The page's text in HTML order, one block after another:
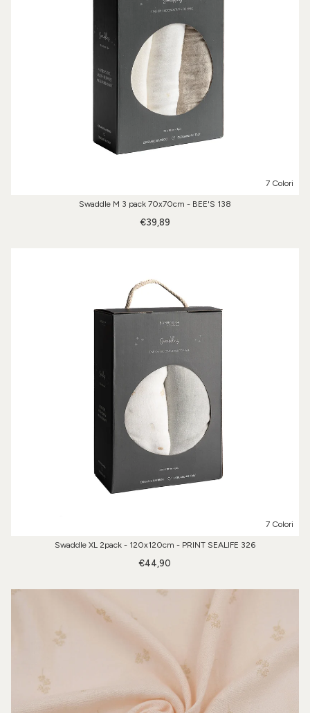
7 Colori
Swaddle M 3 pack 70x70cm - BEE'S 138
€39,89
7 Colori
Swaddle XL 2pack - 120x120cm - PRINT SEALIFE 326
€44,90